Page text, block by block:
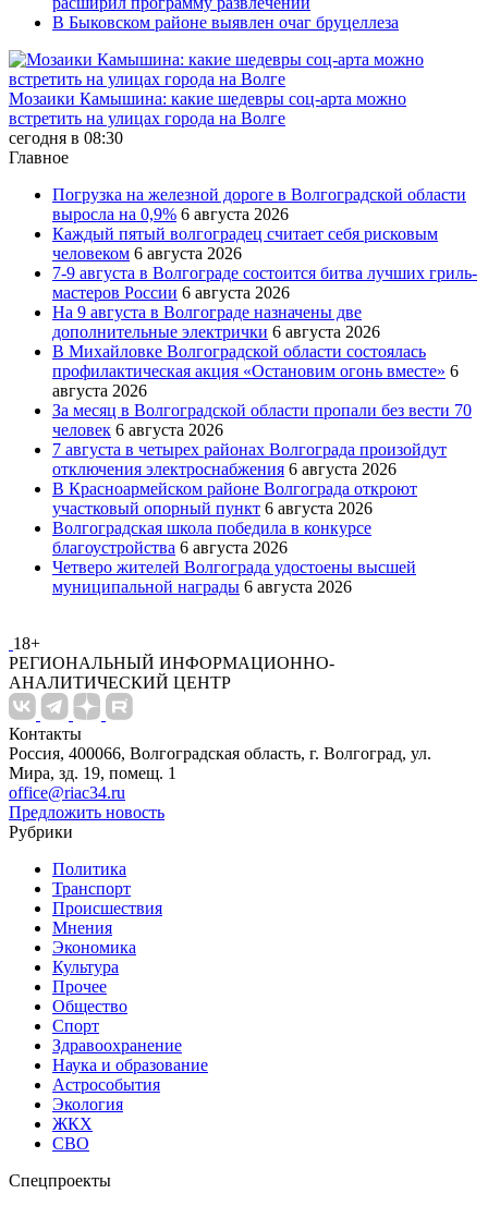
В Быковском районе выявлен очаг бруцеллеза
Мозаики Камышина: какие шедевры соц-арта можно
встретить на улицах города на Волге
сегодня в 08:30
Главное
Погрузка на железной дороге в Волгоградской области
выросла на 0,9% 6 августа 2026
Каждый пятый волгоградец считает себя рисковым
человеком 6 августа 2026
7-9 августа в Волгограде состоится битва лучших гриль-
мастеров России 6 августа 2026
На 9 августа в Волгограде назначены две
дополнительные электрички 6 августа 2026
В Михайловке Волгоградской области состоялась
профилактическая акция «Остановим огонь вместе» 6
августа 2026
За месяц в Волгоградской области пропали без вести 70
человек 6 августа 2026
7 августа в четырех районах Волгограда произойдут
отключения электроснабжения 6 августа 2026
В Красноармейском районе Волгограда откроют
участковый опорный пункт 6 августа 2026
Волгоградская школа победила в конкурсе
благоустройства 6 августа 2026
Четверо жителей Волгограда удостоены высшей
муниципальной награды 6 августа 2026
18+
РЕГИОНАЛЬНЫЙ ИНФОРМАЦИОННО-
АНАЛИТИЧЕСКИЙ ЦЕНТР
Контакты
Россия, 400066, Волгоградская область, г. Волгоград, ул.
Мира, зд. 19, помещ. 1
office@riac34.ru
Предложить новость
Рубрики
Политика
Транспорт
Происшествия
Мнения
Экономика
Культура
Прочее
Общество
Спорт
Здравоохранение
Наука и образование
Астрособытия
Экология
ЖКХ
СВО
Спецпроекты